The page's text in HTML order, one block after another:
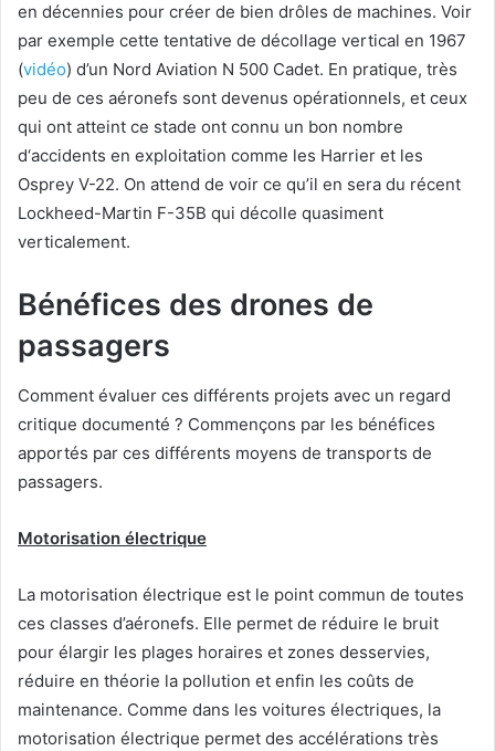
en décennies pour créer de bien drôles de machines. Voir
par exemple cette tentative de décollage vertical en 1967
(vidéo) d’un Nord Aviation N 500 Cadet. En pratique, très
peu de ces aéronefs sont devenus opérationnels, et ceux
qui ont atteint ce stade ont connu un bon nombre
d‘accidents en exploitation comme les Harrier et les
Osprey V-22. On attend de voir ce qu’il en sera du récent
Lockheed-Martin F-35B qui décolle quasiment
verticalement.
Bénéfices des drones de
passagers
Comment évaluer ces différents projets avec un regard
critique documenté ? Commençons par les bénéfices
apportés par ces différents moyens de transports de
passagers.
Motorisation électrique
La motorisation électrique est le point commun de toutes
ces classes d’aéronefs. Elle permet de réduire le bruit
pour élargir les plages horaires et zones desservies,
réduire en théorie la pollution et enfin les coûts de
maintenance. Comme dans les voitures électriques, la
motorisation électrique permet des accélérations très